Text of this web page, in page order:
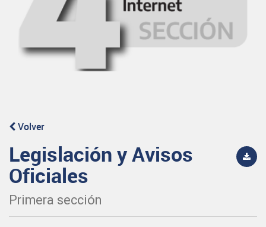
Volver
Legislación y Avisos
Oficiales
Primera sección